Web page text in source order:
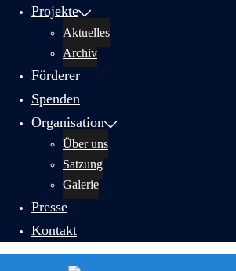
Projekte
Aktuelles
Archiv
Förderer
Spenden
Organisation
Über uns
Satzung
Galerie
Presse
Kontakt